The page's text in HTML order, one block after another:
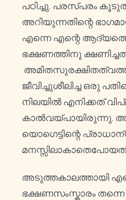
പഠിച്ചു. പരസ്പരം
അറിയുന്നതിന്റെ
എന്നെ എന്റെ
ഭക്ഷണത്തിനു
ജീവിച്ചുശീലിച്ച ഒരു
നിലയിൽ എനിക്കത്
കാൽവയ്പായിരുന്നു.
യൊഗെട്ടിന്റെ
അടുത്തകാലത്തായി
ഭക്ഷണസംസ്കാരം തന്നെ